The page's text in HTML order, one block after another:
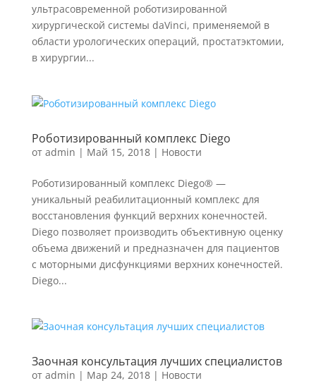
ультрасовременной роботизированной
хирургической системы daVinci, применяемой в
области урологических операций, простатэктомии,
в хирургии...
Роботизированный комплекс Diego
от admin | Май 15, 2018| Новости
Роботизированный комплекс Diego® —
уникальный реабилитационный комплекс для
восстановления функций верхних конечностей.
Diego позволяет производить объективную оценку
объема движений и предназначен для пациентов
с моторными дисфункциями верхних конечностей.
Diego...
Заочная консультация лучших специалистов
от admin | Мар 24, 2018| Новости